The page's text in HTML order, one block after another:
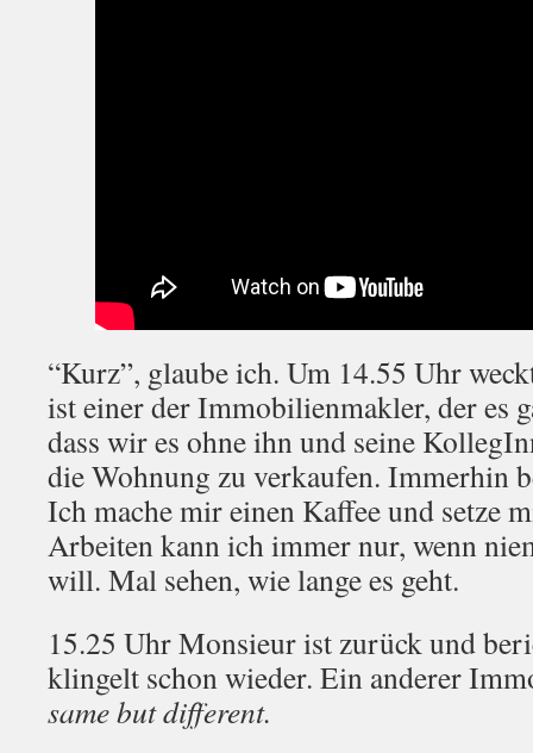
“Kurz”, glaube ich. Um 14.55 Uhr
ist einer der Immobilienmakler, der es
dass wir es ohne ihn und seine
die Wohnung zu verkaufen. Immerhin
Ich mache mir einen Kaffee und setze
Arbeiten kann ich immer nur, wenn
will. Mal sehen, wie lange es geht.
15.25 Uhr Monsieur ist zurück und
klingelt schon wieder. Ein anderer
same but different.